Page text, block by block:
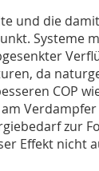
und die
Systeme
da
COP
zur
Effekt nicht